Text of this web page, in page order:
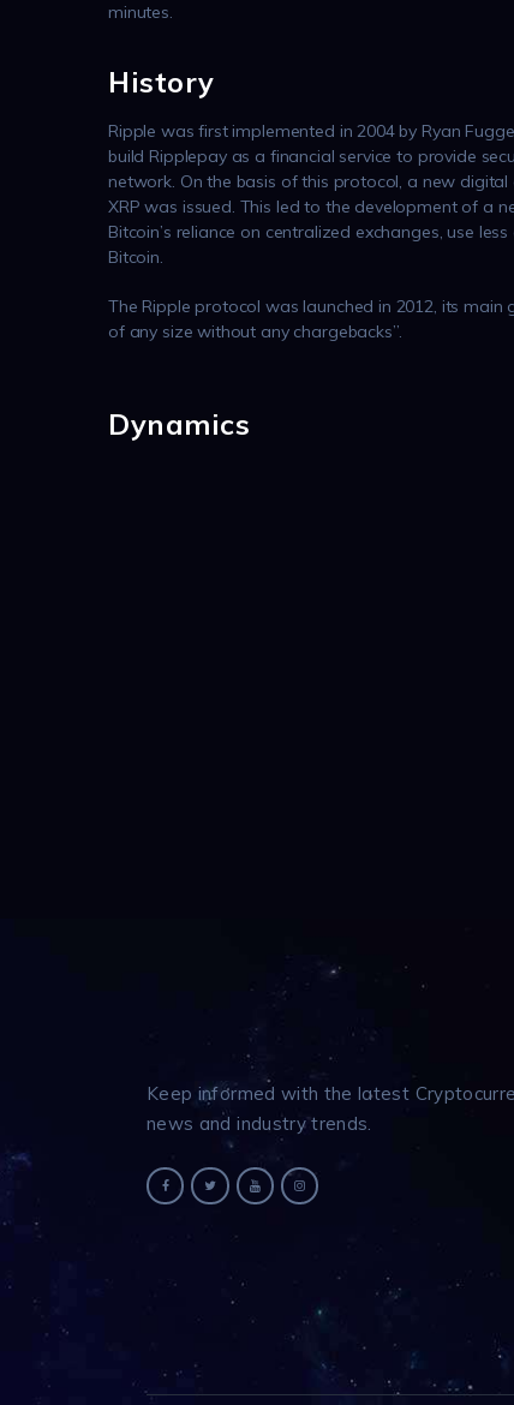
minutes.
History
Ripple was first implemented in 2004 by Ryan
build Ripplepay as a financial service to provide
network. On the basis of this protocol, a new
XRP was issued. This led to the development of a
Bitcoin’s reliance on centralized exchanges, use
Bitcoin.
The Ripple protocol was launched in 2012, its
of any size without any chargebacks”.
Dynamics
Keep informed with the latest
news and industry trends.